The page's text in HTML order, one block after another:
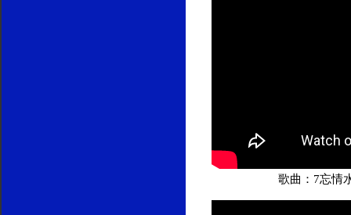
歌曲：7忘情